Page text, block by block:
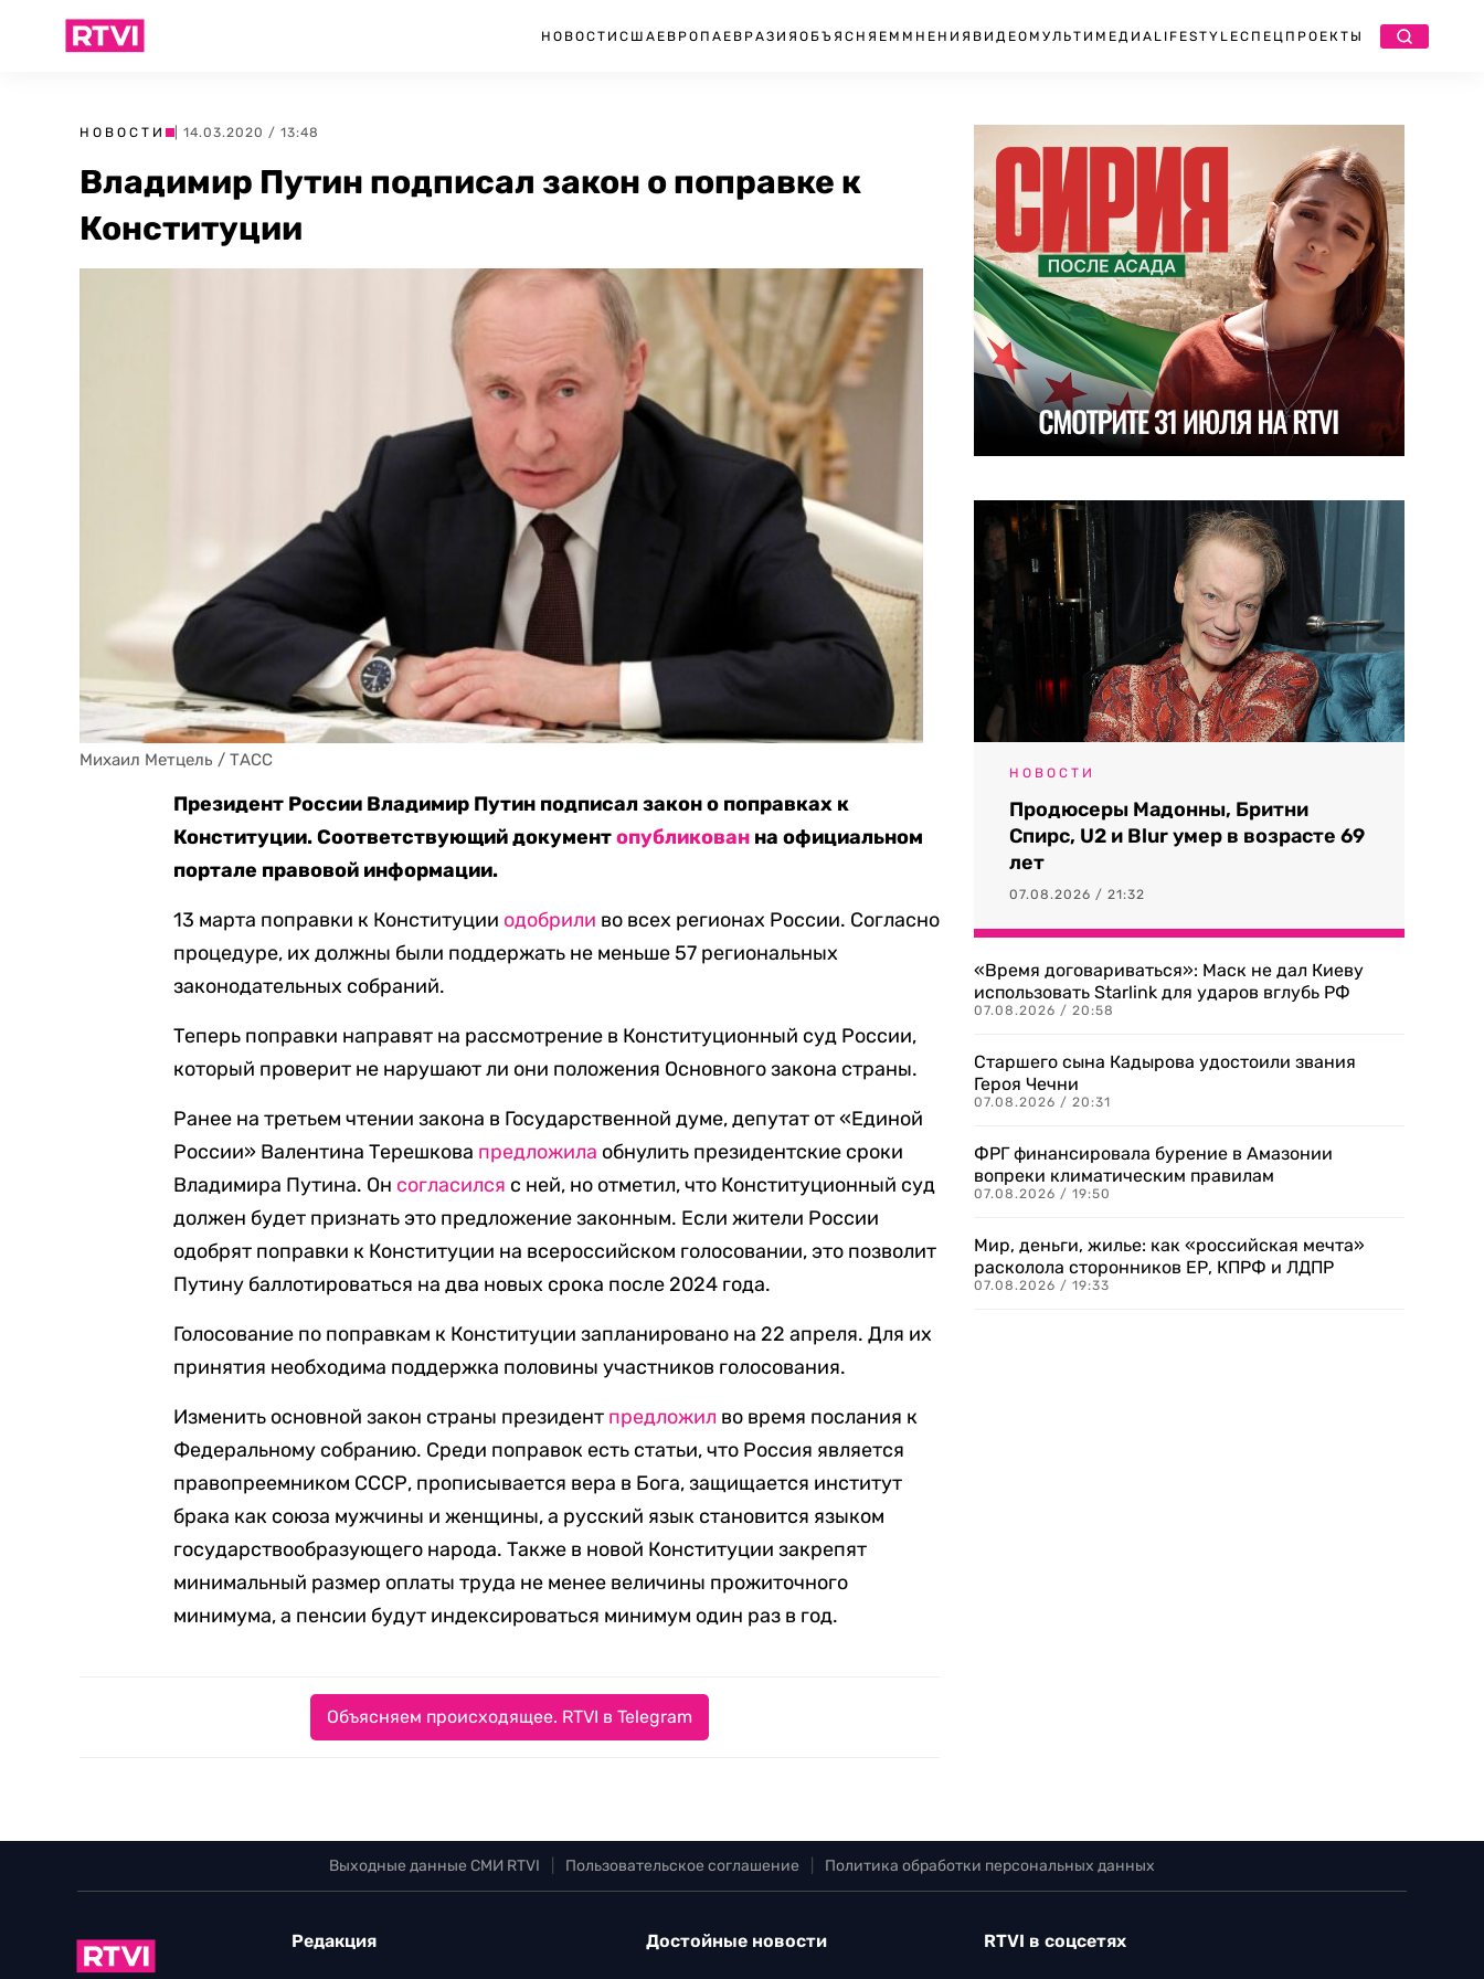
НОВОСТИ США ЕВРОПА ЕВРАЗИЯ ОБЪЯСНЯЕМ МНЕНИЯ ВИДЕО МУЛЬТИМЕДИА LIFESTYLEСПЕЦПРОЕКТЫ
НОВОСТИ | 14.03.2020 / 13:48
Владимир Путин подписал закон о поправке к
Конституции
Михаил Метцель / ТАСС
Президент России Владимир Путин подписал закон о поправках к
Конституции. Соответствующий документопубликован на официальном
портале правовой информации.
13 марта поправки к Конституции одобрили во всех регионах России. Согласно
процедуре, их должны были поддержать не меньше 57 региональных
законодательных собраний.
Теперь поправки направят на рассмотрение в Конституционный суд России,
который проверит не нарушают ли они положения Основного закона страны.
Ранее на третьем чтении закона в Государственной думе, депутат от «Единой
России» Валентина Терешкова предложила обнулить президентские сроки
Владимира Путина. Он согласился с ней, но отметил, что Конституционный суд
должен будет признать это предложение законным. Если жители России
одобрят поправки к Конституции на всероссийском голосовании, это позволит
Путину баллотироваться на два новых срока после 2024 года.
Голосование по поправкам к Конституции запланировано на 22 апреля. Для их
принятия необходима поддержка половины участников голосования.
Изменить основной закон страны президент предложил во время послания к
Федеральному собранию. Среди поправок есть статьи, что Россия является
правопреемником СССР, прописывается вера в Бога, защищается институт
брака как союза мужчины и женщины, а русский язык становится языком
государствообразующего народа. Также в новой Конституции закрепят
минимальный размер оплаты труда не менее величины прожиточного
минимума, а пенсии будут индексироваться минимум один раз в год.
Объясняем происходящее. RTVI в Telegram
НОВОСТИ
Продюсеры Мадонны, Бритни
Спирс, U2 и Blur умер в возрасте 69
лет
07.08.2026 / 21:32
«Время договариваться»: Маск не дал Киеву
использовать Starlink для ударов вглубь РФ
07.08.2026 / 20:58
Старшего сына Кадырова удостоили звания
Героя Чечни
07.08.2026 / 20:31
ФРГ финансировала бурение в Амазонии
вопреки климатическим правилам
07.08.2026 / 19:50
Мир, деньги, жилье: как «российская мечта»
расколола сторонников ЕР, КПРФ и ЛДПР
07.08.2026 / 19:33
Выходные данные СМИ RTVI Пользовательское соглашение Политика обработки персональных данных
Редакция Достойные новости RTVI в соцсетях